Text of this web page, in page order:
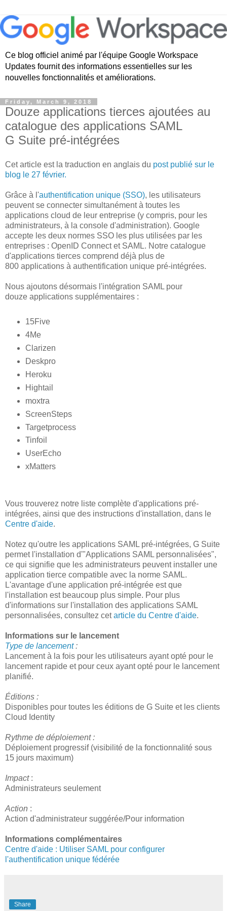
Ce blog officiel animé par l'équipe Google Workspace
Updates fournit des informations essentielles sur les
nouvelles fonctionnalités et améliorations.
Friday, March 9, 2018
Douze applications tierces ajoutées au
catalogue des applications SAML
G Suite pré-intégrées
Cet article est la traduction en anglais du post publié sur le
blog le 27 février.
Grâce à l'authentification unique (SSO), les utilisateurs
peuvent se connecter simultanément à toutes les
applications cloud de leur entreprise (y compris, pour les
administrateurs, à la console d'administration). Google
accepte les deux normes SSO les plus utilisées par les
entreprises : OpenID Connect et SAML. Notre catalogue
d'applications tierces comprend déjà plus de
800 applications à authentification unique pré-intégrées.
Nous ajoutons désormais l'intégration SAML pour
douze applications supplémentaires :
15Five
4Me
Clarizen
Deskpro
Heroku
Hightail
moxtra
ScreenSteps
Targetprocess
Tinfoil
UserEcho
xMatters
Vous trouverez notre liste complète d'applications pré-
intégrées, ainsi que des instructions d'installation, dans le
Centre d'aide.
Notez qu'outre les applications SAML pré-intégrées, G Suite
permet l'installation d'"Applications SAML personnalisées",
ce qui signifie que les administrateurs peuvent installer une
application tierce compatible avec la norme SAML.
L'avantage d'une application pré-intégrée est que
l'installation est beaucoup plus simple. Pour plus
d'informations sur l'installation des applications SAML
personnalisées, consultez cetarticle du Centre d'aide.
Informations sur le lancement
Type de lancement:
Lancement à la fois pour les utilisateurs ayant opté pour le
lancement rapide et pour ceux ayant opté pour le lancement
planifié.
Éditions :
Disponibles pour toutes les éditions de G Suite et les clients
Cloud Identity
Rythme de déploiement :
Déploiement progressif (visibilité de la fonctionnalité sous
15 jours maximum)
Impact:
Administrateurs seulement
Action :
Action d'administrateur suggérée/Pour information
Informations complémentaires
Centre d'aide : Utiliser SAML pour configurer
l'authentification unique fédérée
Share